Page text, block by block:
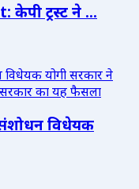
ट्रस्ट ने ...
विधेयक